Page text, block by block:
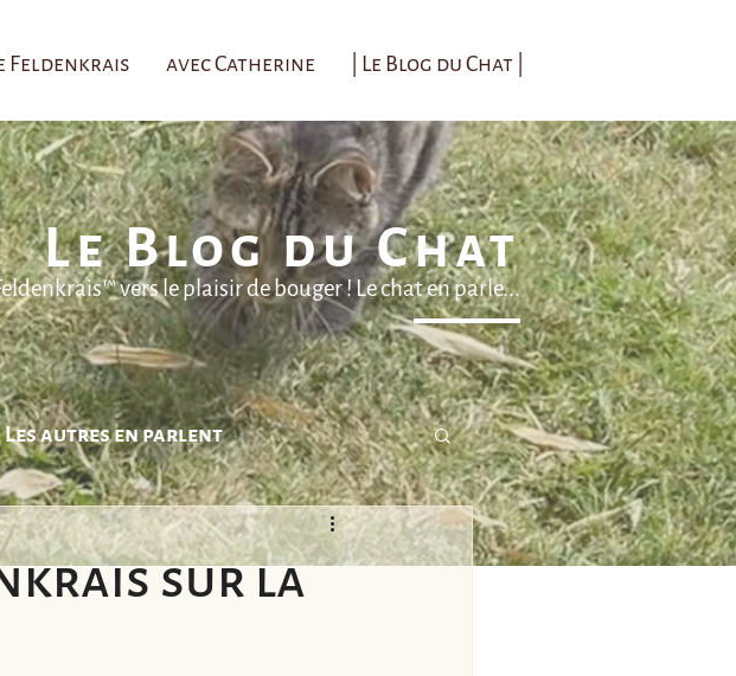
Feldenkrais avec Catherine | Le Blog du Chat |
Le Blog du Chat
vers le plaisir de bouger ! Le chat en parle...
Les autres en parlent
sur la